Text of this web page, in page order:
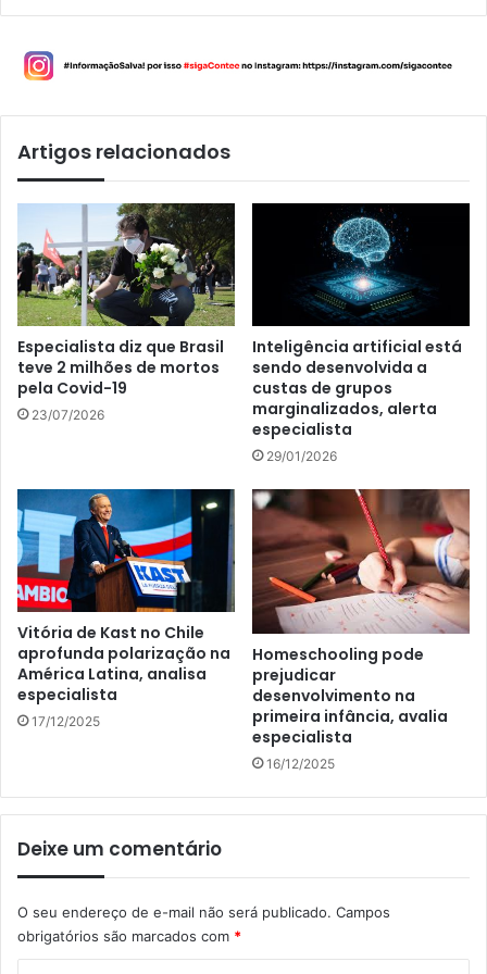
Artigos relacionados
Especialista diz que Brasil
teve 2 milhões de mortos
pela Covid-19
23/07/2026
Inteligência artificial está
sendo desenvolvida a
custas de grupos
marginalizados, alerta
especialista
29/01/2026
Vitória de Kast no Chile
aprofunda polarização na
América Latina, analisa
especialista
17/12/2025
Homeschooling pode
prejudicar
desenvolvimento na
primeira infância, avalia
especialista
16/12/2025
Deixe um comentário
O seu endereço de e-mail não será publicado. Campos
obrigatórios são marcados com *